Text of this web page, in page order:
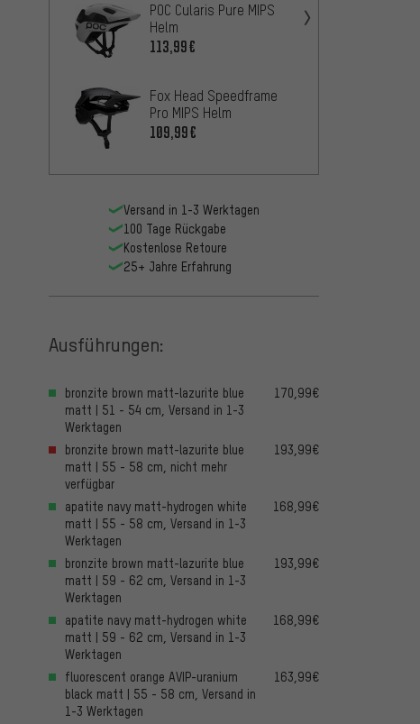
POC Cularis Pure MIPS
Helm
113,99€
Fox Head Speedframe
Pro MIPS Helm
109,99€
Versand in 1-3 Werktagen
100 Tage Rückgabe
Kostenlose Retoure
25+ Jahre Erfahrung
Ausführungen:
bronzite brown matt-lazurite blue
matt | 51 - 54 cm, Versand in 1-3
Werktagen
170,99€
bronzite brown matt-lazurite blue
matt | 55 - 58 cm, nicht mehr
verfügbar
193,99€
apatite navy matt-hydrogen white
matt | 55 - 58 cm, Versand in 1-3
Werktagen
168,99€
bronzite brown matt-lazurite blue
matt | 59 - 62 cm, Versand in 1-3
Werktagen
193,99€
apatite navy matt-hydrogen white
matt | 59 - 62 cm, Versand in 1-3
Werktagen
168,99€
fluorescent orange AVIP-uranium
black matt | 55 - 58 cm, Versand in
1-3 Werktagen
163,99€